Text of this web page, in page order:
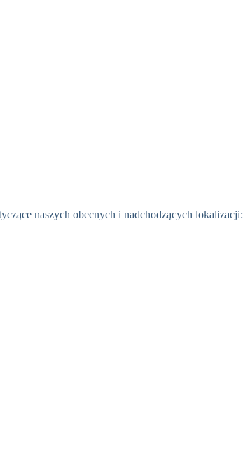
naszych obecnych i nadchodzących lokalizacji: